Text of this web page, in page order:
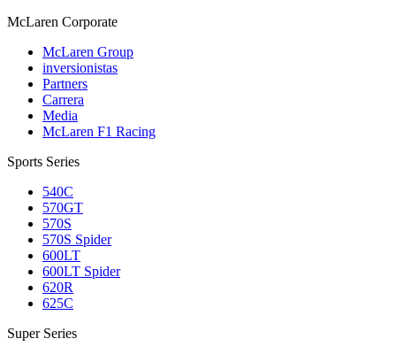
McLaren Corporate
McLaren Group
inversionistas
Partners
Carrera
Media
McLaren F1 Racing
Sports Series
540C
570GT
570S
570S Spider
600LT
600LT Spider
620R
625C
Super Series